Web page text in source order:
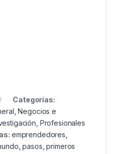
Categorías:
,Negocios e
Profesionales
emprendedores
,pasos ,primeros